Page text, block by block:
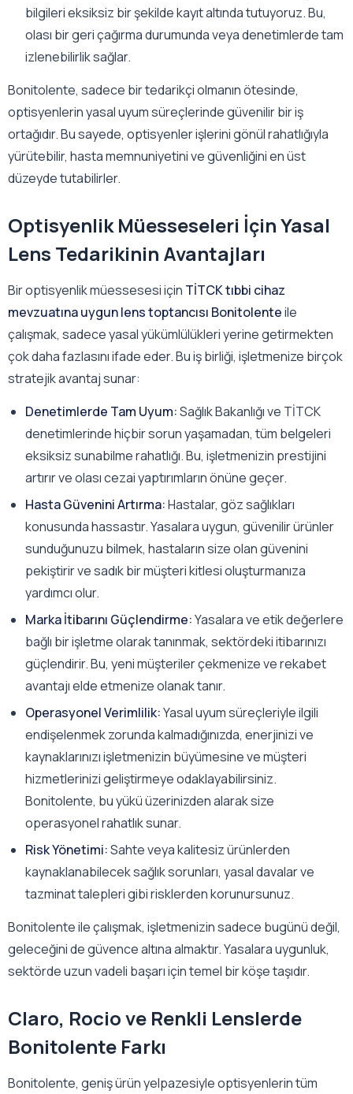
bilgileri eksiksiz bir şekilde kayıt altında tutuyoruz. Bu,
olası bir geri çağırma durumunda veya denetimlerde tam
izlenebilirlik sağlar.
Bonitolente, sadece bir tedarikçi olmanın ötesinde,
optisyenlerin yasal uyum süreçlerinde güvenilir bir iş
ortağıdır. Bu sayede, optisyenler işlerini gönül rahatlığıyla
yürütebilir, hasta memnuniyetini ve güvenliğini en üst
düzeyde tutabilirler.
Optisyenlik Müesseseleri İçin Yasal
Lens Tedarikinin Avantajları
Bir optisyenlik müessesesi için TİTCK tıbbi cihaz
mevzuatına uygun lens toptancısı Bonitolenteile
çalışmak, sadece yasal yükümlülükleri yerine getirmekten
çok daha fazlasını ifade eder. Bu iş birliği, işletmenize birçok
stratejik avantaj sunar:
Denetimlerde Tam Uyum:Sağlık Bakanlığı ve TİTCK
denetimlerinde hiçbir sorun yaşamadan, tüm belgeleri
eksiksiz sunabilme rahatlığı. Bu, işletmenizin prestijini
artırır ve olası cezai yaptırımların önüne geçer.
Hasta Güvenini Artırma:Hastalar, göz sağlıkları
konusunda hassastır. Yasalara uygun, güvenilir ürünler
sunduğunuzu bilmek, hastaların size olan güvenini
pekiştirir ve sadık bir müşteri kitlesi oluşturmanıza
yardımcı olur.
Marka İtibarını Güçlendirme:Yasalara ve etik değerlere
bağlı bir işletme olarak tanınmak, sektördeki itibarınızı
güçlendirir. Bu, yeni müşteriler çekmenize ve rekabet
avantajı elde etmenize olanak tanır.
Operasyonel Verimlilik:Yasal uyum süreçleriyle ilgili
endişelenmek zorunda kalmadığınızda, enerjinizi ve
kaynaklarınızı işletmenizin büyümesine ve müşteri
hizmetlerinizi geliştirmeye odaklayabilirsiniz.
Bonitolente, bu yükü üzerinizden alarak size
operasyonel rahatlık sunar.
Risk Yönetimi:Sahte veya kalitesiz ürünlerden
kaynaklanabilecek sağlık sorunları, yasal davalar ve
tazminat talepleri gibi risklerden korunursunuz.
Bonitolente ile çalışmak, işletmenizin sadece bugünü değil,
geleceğini de güvence altına almaktır. Yasalara uygunluk,
sektörde uzun vadeli başarı için temel bir köşe taşıdır.
Claro, Rocio ve Renkli Lenslerde
Bonitolente Farkı
Bonitolente, geniş ürün yelpazesiyle optisyenlerin tüm